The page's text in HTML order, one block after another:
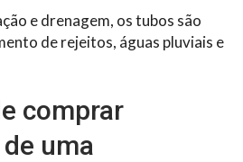
e drenagem, os tubos são
de rejeitos, águas pluviais e
comprar
uma